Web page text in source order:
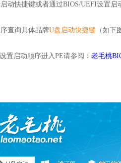
动快捷键或者通过BIOS/UEFI设置启
查询具体品牌U盘启动快捷键 （如下
置启动顺序进入PE请参阅： 老毛桃